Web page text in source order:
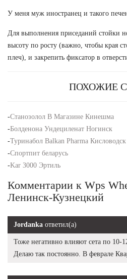
У меня муж иностранец и такого
Для выполнения приседаний стойки
высоту по росту (важно, чтобы края
плеч), и закрепить фиксатор в
ПОХОЖИЕ
-Станозолол В Магазине Кинешма
-Болденона Ундециленат Ногинск
-Туринабол Balkan Pharma Кисловодск
-Спортпит беларусь
-Kar 3000 Эртиль
Комментарии к Wps
Ленинск-Кузнецкий
Jordanka ответил(а)
Тоже негативно влияют сета по 10-
Делаю так постоянно. В феврале